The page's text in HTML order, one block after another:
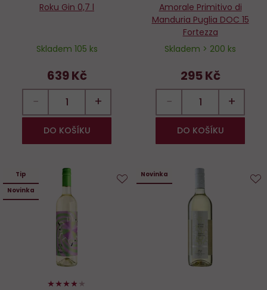
Roku Gin 0,7 l
Skladem 105 ks
639 Kč
− +
DO KOŠÍKU
Amorale Primitivo di
Manduria Puglia DOC 15
Fortezza
Skladem > 200 ks
295 Kč
− +
DO KOŠÍKU
Tip
Novinka
76%
Novinka